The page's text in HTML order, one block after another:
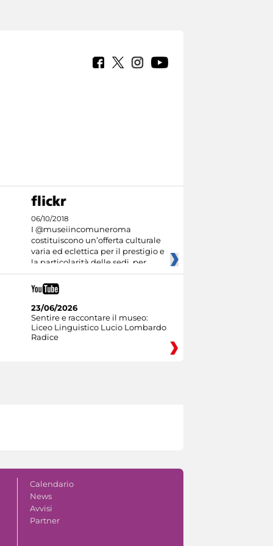
06/10/2018
I @museiincomuneroma
costituiscono un’offerta culturale
varia ed eclettica per il prestigio e
la particolarità delle sedi, per
23/06/2026
Sentire e raccontare il museo:
Liceo Linguistico Lucio Lombardo
Radice
Calendario
News
Avvisi
Partner